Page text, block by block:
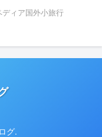
ディア国外小旅行
グ.